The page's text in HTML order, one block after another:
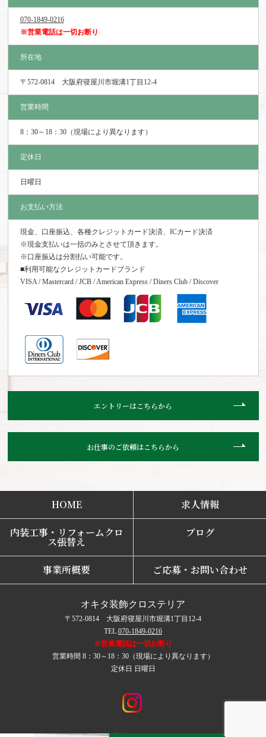
070-1849-0216
※営業電話は一切お断り
所在地
〒572-0814 大阪府寝屋川市堀溝1丁目12-4
営業時間
8：30～18：30（現場により異なります）
定休日
日曜日
お支払い方法
現金、口座振込、各種クレジットカード決済、ICカード決済
※現金支払いは一括のみとさせて頂きます。
※口座振込は分割払い可能です。
■利用可能なクレジットカードブランド
VISA / Mastercard / JCB / American Express / Diners Club / Discover
エントリーはこちらから
お仕事のご依頼はこちらから
HOME 求人情報
内装工事・リフォームクロ
ス張替え
ブログ
事業所概要 ご応募・お問い合わせ
オキタ装飾クロステリア
〒572-0814 大阪府寝屋川市堀溝1丁目12-4
TEL.070-1849-0216
※営業電話は一切お断り
営業時間 8：30～18：30（現場により異なります）
定休日 日曜日